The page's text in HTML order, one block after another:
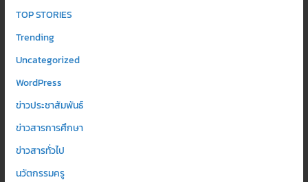
TOP STORIES
Trending
Uncategorized
WordPress
ข่าวประชาสัมพันธ์
ข่าวสารการศึกษา
ข่าวสารทั่วไป
นวัตกรรมครู